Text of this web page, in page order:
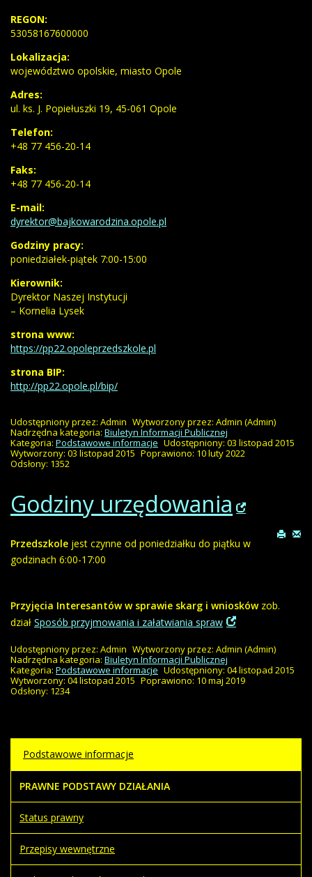
REGON:
53058167600000
Lokalizacja:
województwo opolskie, miasto Opole
Adres:
ul. ks. J. Popiełuszki 19, 45-061 Opole
Telefon:
+48 77 456-20-14
Faks:
+48 77 456-20-14
E-mail:
dyrektor@bajkowarodzina.opole.pl
Godziny pracy:
poniedziałek-piątek 7:00-15:00
Kierownik:
Dyrektor Naszej Instytucji
– Kornelia Lysek
strona www:
https://pp22.opoleprzedszkole.pl
strona BIP:
http://pp22.opole.pl/bip/
Udostępniony przez: Admin Wytworzony przez: Admin (Admin)
Nadrzędna kategoria: Biuletyn Informacji Publicznej
Kategoria: Podstawowe informacje Udostępniony: 03 listopad 2015
Wytworzony: 03 listopad 2015 Poprawiono: 10 luty 2022
Odsłony: 1352
Godziny urzędowania
Przedszkole jest czynne od poniedziałku do piątku w
godzinach 6:00-17:00
Przyjęcia Interesantów w sprawie skarg i wnioskówzob.
dział Sposób przyjmowania i załatwiania spraw
Udostępniony przez: Admin Wytworzony przez: Admin (Admin)
Nadrzędna kategoria: Biuletyn Informacji Publicznej
Kategoria: Podstawowe informacje Udostępniony: 04 listopad 2015
Wytworzony: 04 listopad 2015 Poprawiono: 10 maj 2019
Odsłony: 1234
Podstawowe informacje
PRAWNE PODSTAWY DZIAŁANIA
Status prawny
Przepisy wewnętrzne